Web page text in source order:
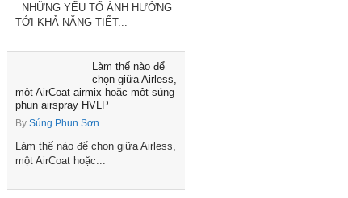
NHỮNG YẾU TỐ ẢNH HƯỞNG
TỚI KHẢ NĂNG TIẾT...
Làm thế nào để
chọn giữa Airless,
một AirCoat airmix hoặc một súng
phun airspray HVLP
By Súng Phun Sơn
Làm thế nào để chọn giữa Airless,
một AirCoat hoặc...